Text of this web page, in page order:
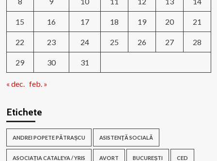
15 16 17 18 19 20 21
22 23 24 25 26 27 28
29 30 31
« dec. feb. »
Etichete
ANDREI POPETE PĂTRAȘCU ASISTENŢĂ SOCIALĂ
ASOCIAȚIA CATALEYA / YRIS AVORT BUCUREȘTI CED